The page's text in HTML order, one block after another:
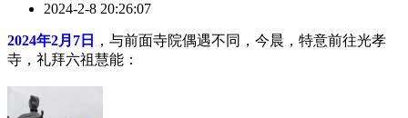
2024-2-8 20:26:07
2024年2月7日
，与前面寺院偶遇不同，今晨，特意前往光孝
寺，礼拜六祖慧能：